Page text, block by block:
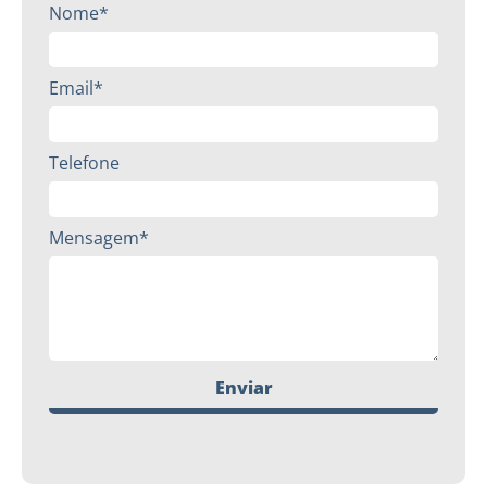
Nome*
Email*
Telefone
Mensagem*
Enviar